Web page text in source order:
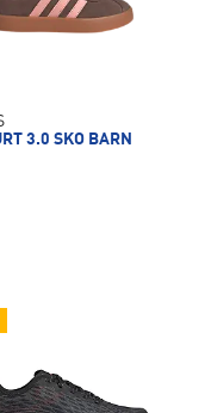
3.0 SKO BARN